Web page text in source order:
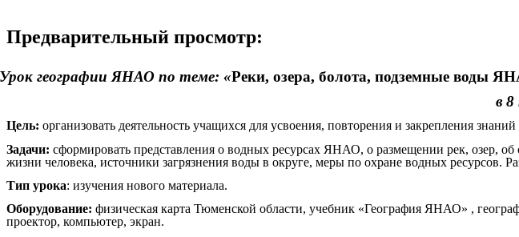
Предварительный просмотр:
географии ЯНАО по теме: «Реки, озера, болота, подземные воды
в 8
Цель: организовать деятельность учащихся для усвоения, повторения и закрепления
Задачи: сформировать представления о водных ресурсах ЯНАО, о размещении рек, озер,
жизни человека, источники загрязнения воды в округе, меры по охране водных ресурсов.
Тип урока: изучения нового материала.
Оборудование: физическая карта Тюменской области, учебник «География ЯНАО» ,
проектор, компьютер, экран.